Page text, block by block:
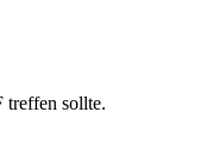
treffen sollte.